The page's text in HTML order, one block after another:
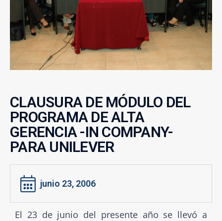
CLAUSURA DE MÓDULO DEL
PROGRAMA DE ALTA
GERENCIA -IN COMPANY-
PARA UNILEVER
junio 23, 2006
El 23 de junio del presente año se llevó a